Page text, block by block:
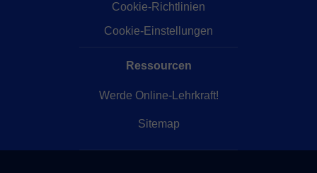
Cookie-Richtlinien
Cookie-Einstellungen
Ressourcen
Werde Online-Lehrkraft!
Sitemap